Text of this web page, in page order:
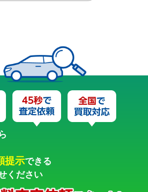
提示できる
ください